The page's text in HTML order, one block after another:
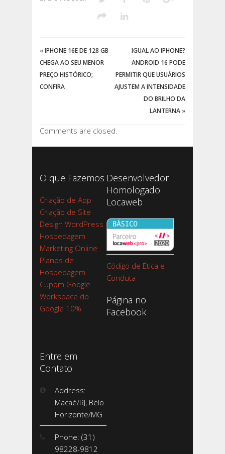
«IPHONE 16E DE 128 GB
CHEGA AO SEU MENOR
PREÇO HISTÓRICO;
CONFIRA
IGUAL AO IPHONE?
ANDROID 16 PODE
PERMITIR QUE USUÁRIOS
AJUSTEM A INTENSIDADE
DO BRILHO DA
LANTERNA »
Comments are closed.
O que Fazemos
Criação de App
Criação de Site
Design WordPress
Hospedagem
Marketing Online
Planos de
Hospedagem
Cupom Google
Workspace do
Google 10%
Desenvolvedor
Homologado
Locaweb
Código de Ética e
Conduta
Página no
Facebook
Entre em
Contato
Address:
Macaé/RJ, Belo
Horizonte/MG
Phone: (31)
98228-9812